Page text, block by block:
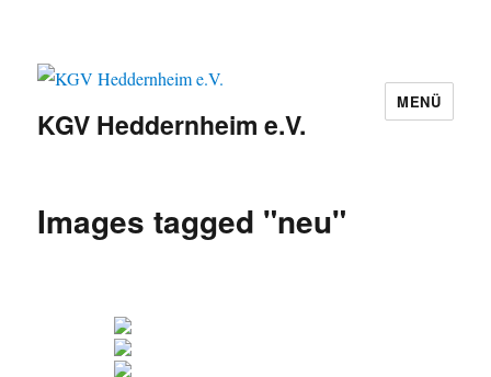
KGV Heddernheim e.V.
MENÜ
Images tagged "neu"